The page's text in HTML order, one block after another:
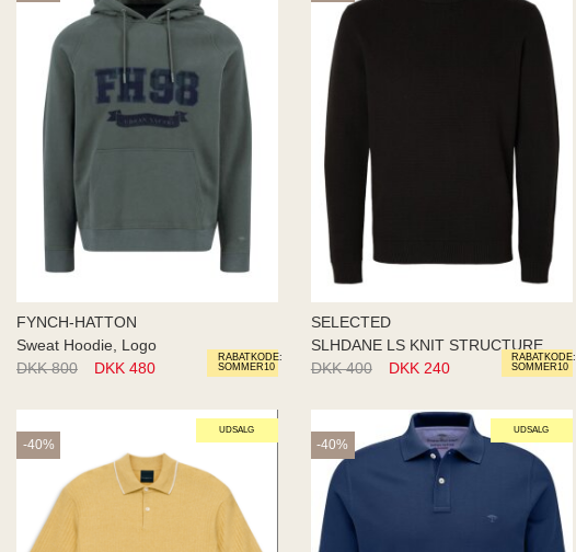
RABATKODE:
SOMMER10
FYNCH-HATTON
Sweat Hoodie, Logo
DKK 800
DKK 480
RABATKODE:
SOMMER10
SELECTED
SLHDANE LS KNIT STRUCTURE
DKK 400
DKK 240
UDSALG
-40%
UDSALG
-40%